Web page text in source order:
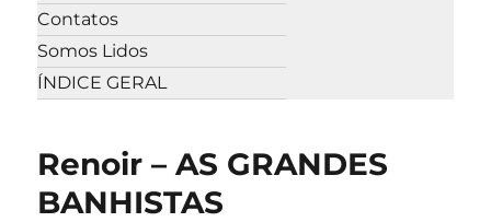
Contatos
Somos Lidos
ÍNDICE GERAL
Renoir – AS GRANDES
BANHISTAS